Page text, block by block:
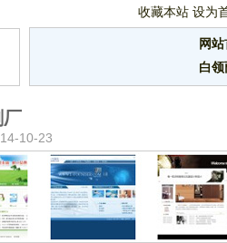
收藏本站 设为
网
白
厂
10-23